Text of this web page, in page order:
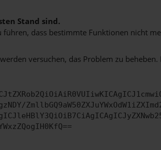
Stand sind.
dass bestimmte Funktionen nicht
versuchen, das Problem zu